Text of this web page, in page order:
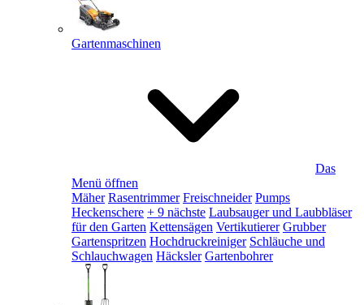
Gartenmaschinen
Das
Menü öffnen
Mäher Rasentrimmer Freischneider Pumps
Heckenschere + 9 nächste Laubsauger und Laubbläser
für den Garten Kettensägen Vertikutierer Grubber
Gartenspritzen Hochdruckreiniger Schläuche und
Schlauchwagen Häcksler Gartenbohrer